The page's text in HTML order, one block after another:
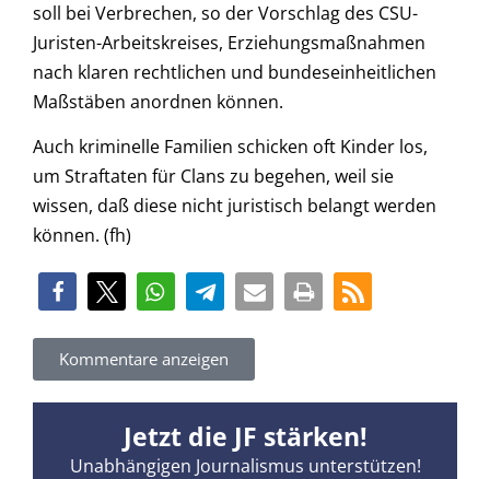
soll bei Verbrechen, so der Vorschlag des CSU-
Juristen-Arbeitskreises, Erziehungsmaßnahmen
nach klaren rechtlichen und bundeseinheitlichen
Maßstäben anordnen können.
Auch kriminelle Familien schicken oft Kinder los,
um Straftaten für Clans zu begehen, weil sie
wissen, daß diese nicht juristisch belangt werden
können. (fh)
Kommentare anzeigen
Jetzt die JF stärken!
Unabhängigen Journalismus unterstützen!